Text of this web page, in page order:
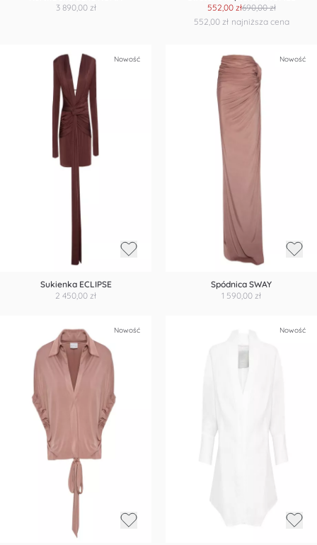
3 890,00 zł
552,00 zł690,00 zł
najniższa cena
552,00 zł
Nowość
Sukienka ECLIPSE
2 450,00 zł
Nowość
Spódnica SWAY
1 590,00 zł
Nowość Nowość